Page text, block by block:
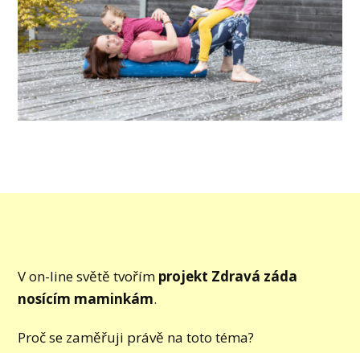
V on-line světě tvořím projekt Zdravá záda
nosícím maminkám.
Proč se zaměřuji právě na toto téma?